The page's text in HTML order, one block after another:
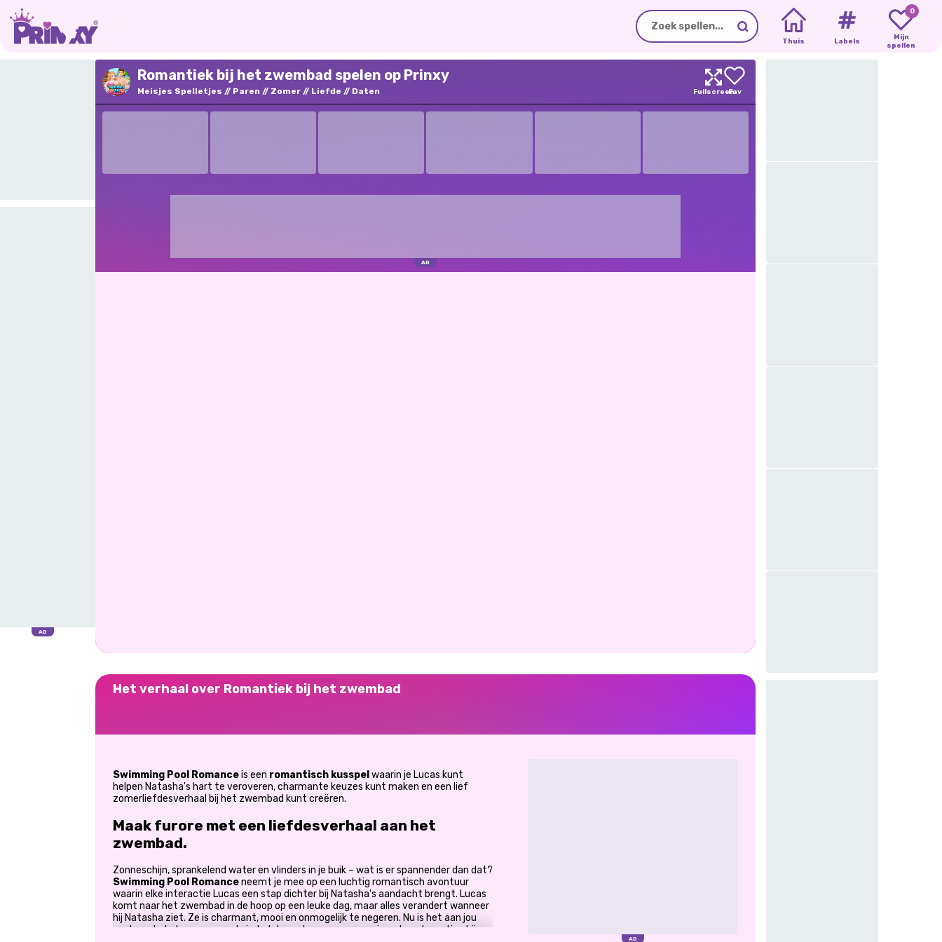
Thuis Labels
0
Mijn
spellen
Romantiek bij het zwembad spelen op Prinxy
Meisjes Spelletjes Paren Zomer Liefde Daten
Het verhaal over Romantiek bij het zwembad
Swimming Pool Romanceis een romantisch kusspel waarin je Lucas kunt
helpen Natasha's hart te veroveren, charmante keuzes kunt maken en een lief
zomerliefdesverhaal bij het zwembad kunt creëren.
Maak furore met een liefdesverhaal aan het
zwembad.
Zonneschijn, sprankelend water en vlinders in je buik – wat is er spannender dan dat?
Swimming Pool Romanceneemt je mee op een luchtig romantisch avontuur
waarin elke interactie Lucas een stap dichter bij Natasha's aandacht brengt. Lucas
komt naar het zwembad in de hoop op een leuke dag, maar alles verandert wanneer
hij Natasha ziet. Ze is charmant, mooi en onmogelijk te negeren. Nu is het aan jou
om hem te helpen een goede indruk te maken en van een simpele ontmoeting bij